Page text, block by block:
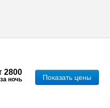
2800
за ночь Показать цены